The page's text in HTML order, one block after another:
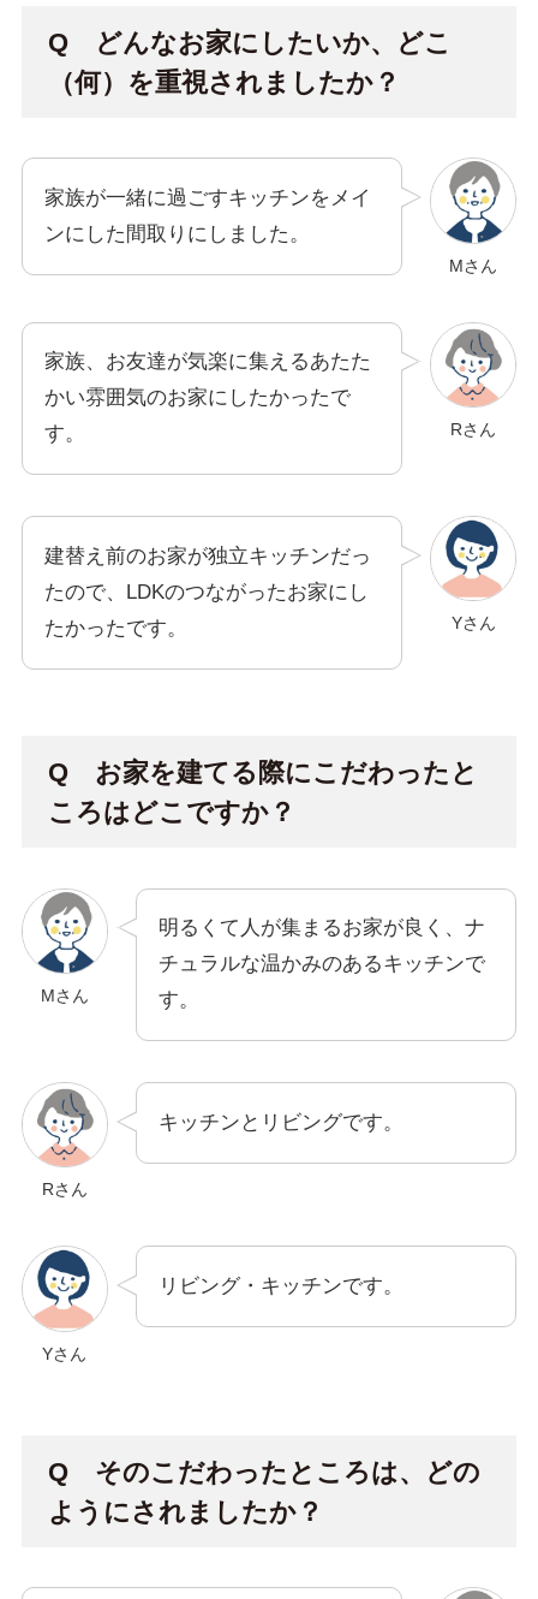
Q どんなお家にしたいか、どこ
（何）を重視されましたか？
Mさん
家族が一緒に過ごすキッチンをメイ
ンにした間取りにしました。
Rさん
家族、お友達が気楽に集えるあたた
かい雰囲気のお家にしたかったで
す。
Yさん
建替え前のお家が独立キッチンだっ
たので、LDKのつながったお家にし
たかったです。
Q お家を建てる際にこだわったと
ころはどこですか？
Mさん
明るくて人が集まるお家が良く、ナ
チュラルな温かみのあるキッチンで
す。
Rさん
キッチンとリビングです。
Yさん
リビング・キッチンです。
Q そのこだわったところは、どの
ようにされましたか？